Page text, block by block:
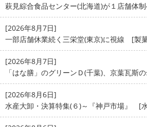
萩見綜合食品センター(北海道)が１店舗体
[2026年8月7日]
一部店舗休業続く三栄堂(東京)に視線 [製
[2026年8月7日]
「はな膳」のグリーンＤ(千葉)、京葉瓦
[2026年8月6日]
水産大卸・決算特集(６)～『神戸市場』 [